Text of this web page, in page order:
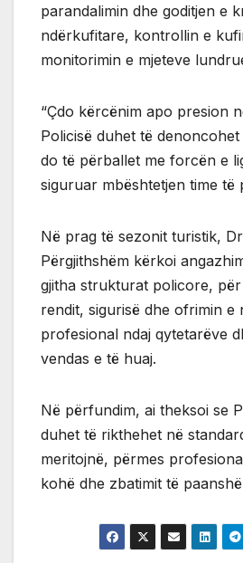
parandalimin dhe goditjen e
ndërkufitare, kontrollin e
monitorimin e mjeteve
“Çdo kërcënim apo presion
Policisë duhet të
do të përballet me forcën e
siguruar mbështetjen time të
Në prag të sezonit turistik,
Përgjithshëm kërkoi
gjitha strukturat policore,
rendit, sigurisë dhe ofrimin e
profesional ndaj qytetarëve
vendas e të huaj.
Në përfundim, ai theksoi se
duhet të rikthehet në
meritojnë, përmes
kohë dhe zbatimit të